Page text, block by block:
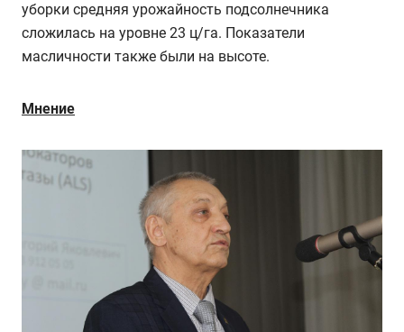
уборки средняя урожайность подсолнечника
сложилась на уровне 23 ц/га. Показатели
масличности также были на высоте.
Мнение